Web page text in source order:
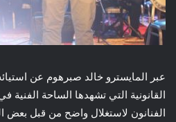
عبر المايسترو خالد صبرهوم عن
القانونية التي تشهدها الساحة الفنية
الفنانون لاستغلال واضح من قبل بعض